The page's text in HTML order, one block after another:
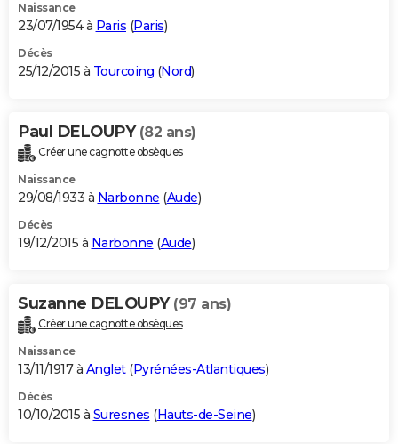
Naissance
23/07/1954 à Paris (Paris)
Décès
25/12/2015 à Tourcoing (Nord)
Paul DELOUPY (82 ans)
Créer une cagnotte obsèques
Naissance
29/08/1933 à Narbonne (Aude)
Décès
19/12/2015 à Narbonne (Aude)
Suzanne DELOUPY (97 ans)
Créer une cagnotte obsèques
Naissance
13/11/1917 à Anglet(Pyrénées-Atlantiques)
Décès
10/10/2015 à Suresnes (Hauts-de-Seine)